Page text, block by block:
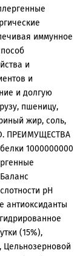
иммунное
и
и
и долгую
пшеницу,
жир, соль,
ПРЕИМУЩЕСТВА
1000000000
рН
антиоксиданты
(15%),
Цельнозерновой